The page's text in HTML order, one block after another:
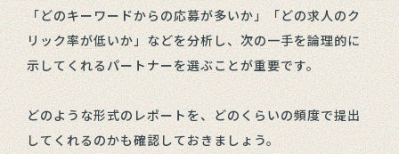
「どのキーワードからの応募が多いか」「どの求人のク
リック率が低いか」などを分析し、次の一手を論理的に
示してくれるパートナーを選ぶことが重要です。
どのような形式のレポートを、どのくらいの頻度で提出
してくれるのかも確認しておきましょう。